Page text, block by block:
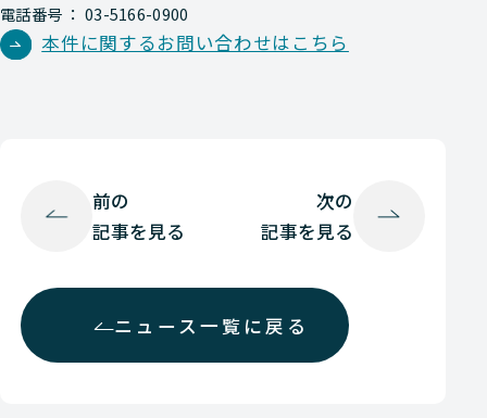
電話番号 ： 03-5166-0900
本件に関するお問い合わせはこちら
前の
記事を見る
ニュース一覧に戻る
次の
記事を見る